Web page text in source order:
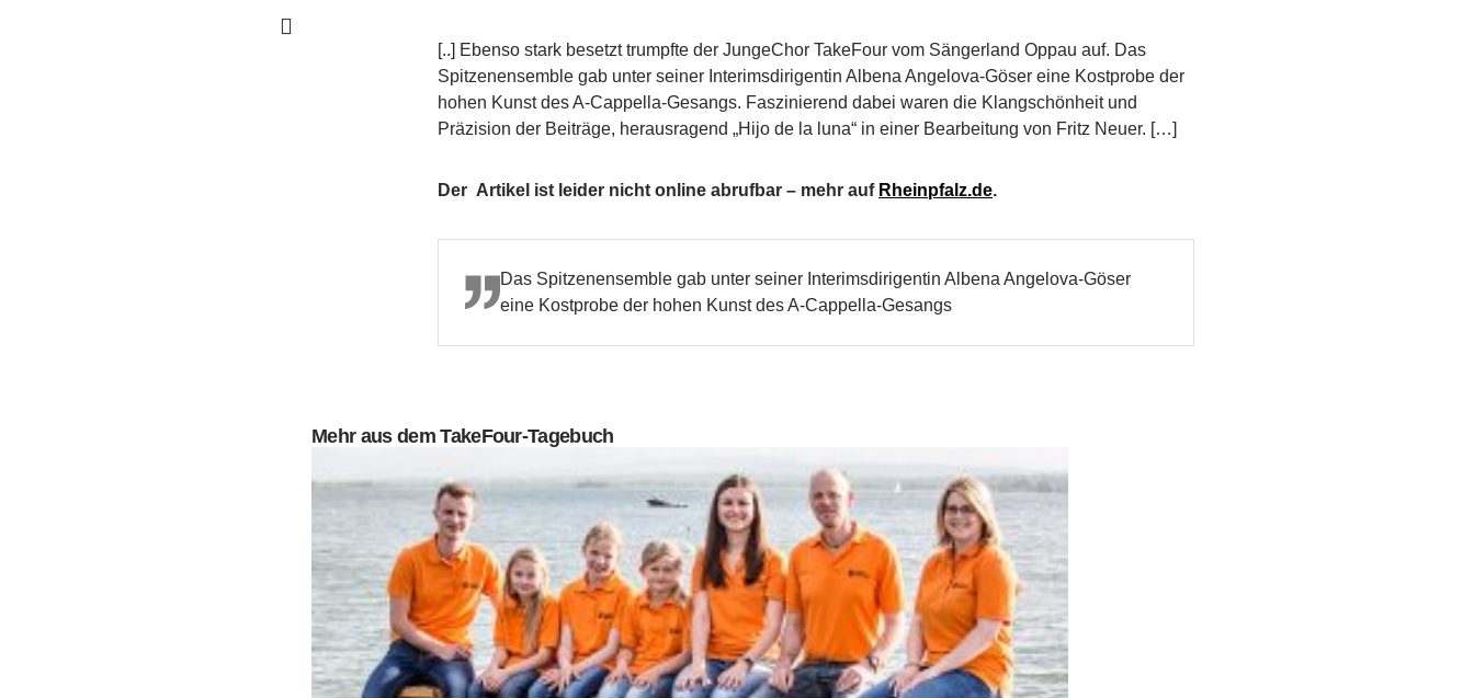
[..] Ebenso stark besetzt trumpfte der JungeChor TakeFour vom Sängerland Oppau auf. Das
Spitzenensemble gab unter seiner Interimsdirigentin Albena Angelova-Göser eine Kostprobe der
hohen Kunst des A-Cappella-Gesangs. Faszinierend dabei waren die Klangschönheit und
Präzision der Beiträge, herausragend „Hijo de la luna“ in einer Bearbeitung von Fritz Neuer. […]
Der Artikel ist leider nicht online abrufbar – mehr auf Rheinpfalz.de.
Das Spitzenensemble gab unter seiner Interimsdirigentin Albena Angelova-Göser
eine Kostprobe der hohen Kunst des A-Cappella-Gesangs
Mehr aus dem TakeFour-Tagebuch